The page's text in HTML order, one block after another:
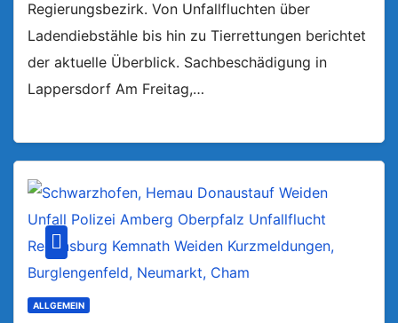
Regierungsbezirk. Von Unfallfluchten über
Ladendiebstähle bis hin zu Tierrettungen berichtet
der aktuelle Überblick. Sachbeschädigung in
Lappersdorf Am Freitag,…
ALLGEMEIN